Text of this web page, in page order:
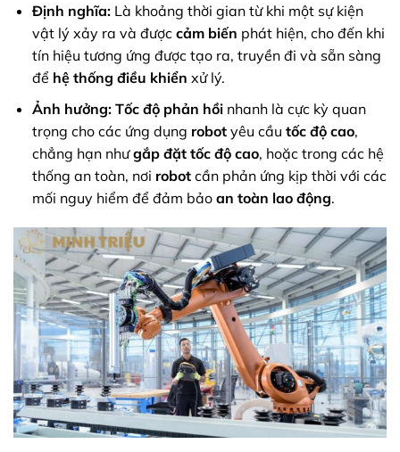
Định nghĩa:Là khoảng thời gian từ khi một sự kiện
vật lý xảy ra và được cảm biến phát hiện, cho đến khi
tín hiệu tương ứng được tạo ra, truyền đi và sẵn sàng
để hệ thống điều khiển xử lý.
Ảnh hưởng: Tốc độ phản hồinhanh là cực kỳ quan
trọng cho các ứng dụng robotyêu cầu tốc độ cao,
chẳng hạn nhưgắp đặt tốc độ cao, hoặc trong các hệ
thống an toàn, nơi robotcần phản ứng kịp thời với các
mối nguy hiểm để đảm bảo an toàn lao động.